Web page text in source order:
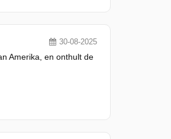
30-08-2025
Amerika, en onthult de